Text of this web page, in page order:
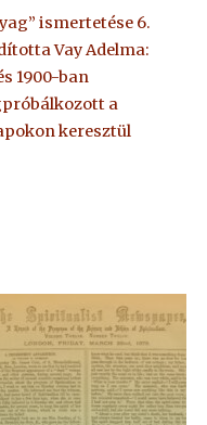
ismertetése 6.
Vay Adelma:
1900-ban
a
keresztül